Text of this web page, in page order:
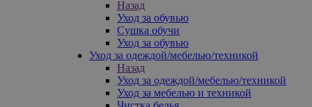
Назад
Уход за обувью
Сушка обучи
Уход за обувью
Уход за одеждой/мебелью/техникой
Назад
Уход за одеждой/мебелью/техникой
Уход за мебелью и техникой